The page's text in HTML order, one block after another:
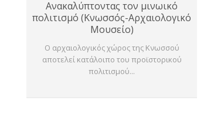
Ανακαλύπτοντας τον μινωικό
πολιτισμό (Κνωσσός-Αρχαιολογικό
Μουσείο)
Ο αρχαιολογικός χώρος της Κνωσσού
αποτελεί κατάλοιπο του προϊστορικού
πολιτισμού...